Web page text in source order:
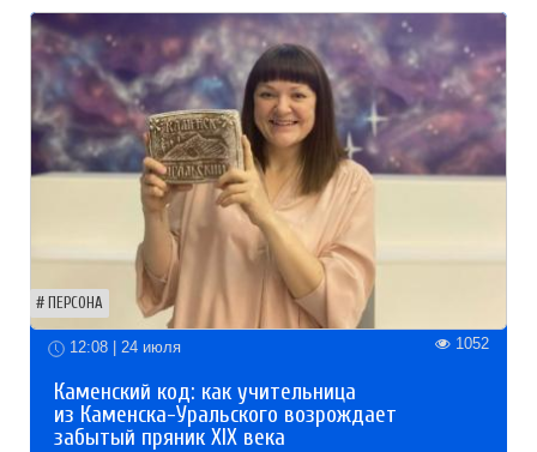
ПЕРСОНА
12:08 | 24 июля 1052
Каменский код: как учительница
из Каменска-Уральского возрождает
забытый пряник XIX века